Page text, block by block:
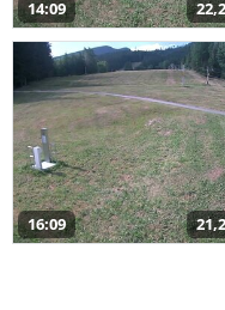
14:09
16:09